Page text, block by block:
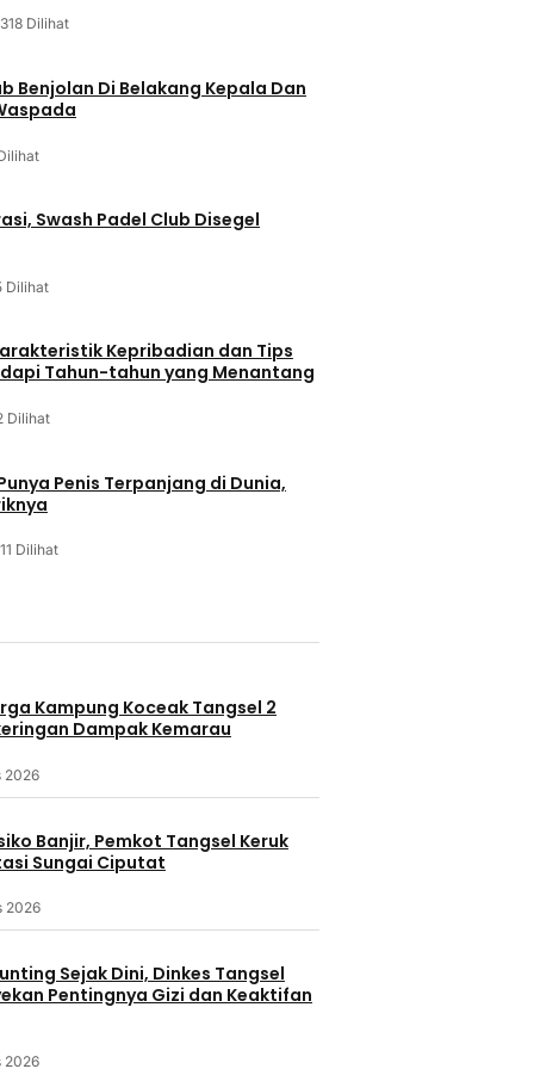
318 Dilihat
Benjolan Di Belakang Kepala Dan
Swash Padel Club Disegel
Dilihat
Kepribadian dan Tips
Tahun-tahun yang Menantang
Dilihat
Penis Terpanjang di Dunia,
11 Dilihat
Kampung Koceak Tangsel 2
Dampak Kemarau
2026
Banjir, Pemkot Tangsel Keruk
Sungai Ciputat
2026
Sejak Dini, Dinkes Tangsel
Pentingnya Gizi dan Keaktifan
2026